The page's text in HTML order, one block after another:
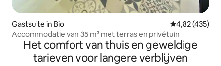
Gastsuite in Bio Gemiddelde
4,82 (435)
Accommodatie van 35 m² met terras en privétuin
Het comfort van thuis en geweldige
tarieven voor langere verblijven